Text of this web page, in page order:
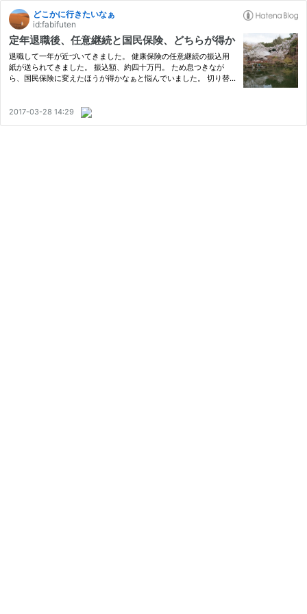
どこかに行きたいなぁ
id:fabifuten
定年退職後、任意継続と国民保険、どちらが得か
退職して一年が近づいてきました。 健康保険の任意継続の振込用
紙が送られてきました。 振込額、約四十万円。 ため息つきなが
ら、国民保険に変えたほうが得かなぁと悩んでいました。 切り替
三月…
2017-03-28 14:29